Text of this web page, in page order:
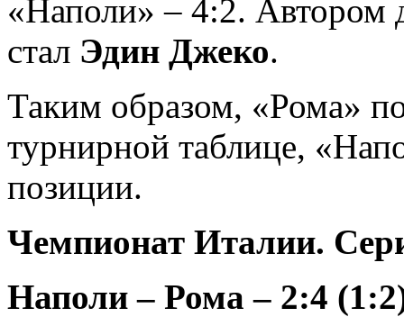
«Наполи» – 4:2. Автором
стал Эдин Джеко.
Таким образом, «Рома»
турнирной таблице,
позиции.
Чемпионат Италии.
Наполи – Рома – 2:4